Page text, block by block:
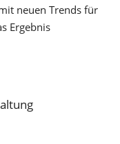
neuen Trends für
Ergebnis